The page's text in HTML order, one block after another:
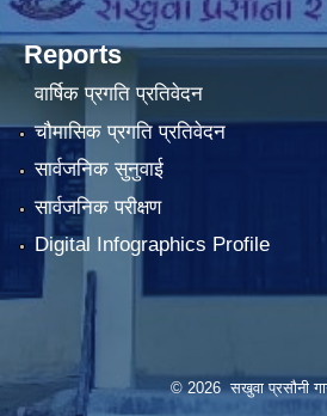
Reports
वार्षिक प्रगति प्रतिवेदन
चौमासिक प्रगति प्रतिवेदन
सार्वजनिक सुनुवाई
सार्वजनिक परीक्षण
Digital Infographics Profile
© 2026 सखुवा प्रसौनी